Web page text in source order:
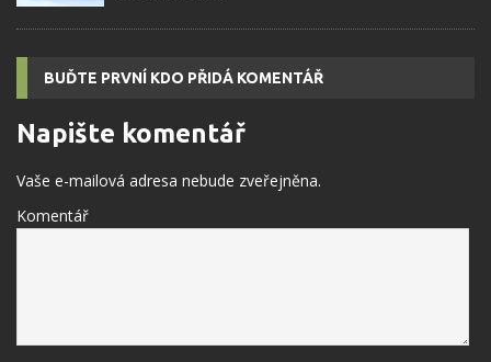
BUĎTE PRVNÍ KDO PŘIDÁ KOMENTÁŘ
Napište komentář
Vaše e-mailová adresa nebude zveřejněna.
Komentář